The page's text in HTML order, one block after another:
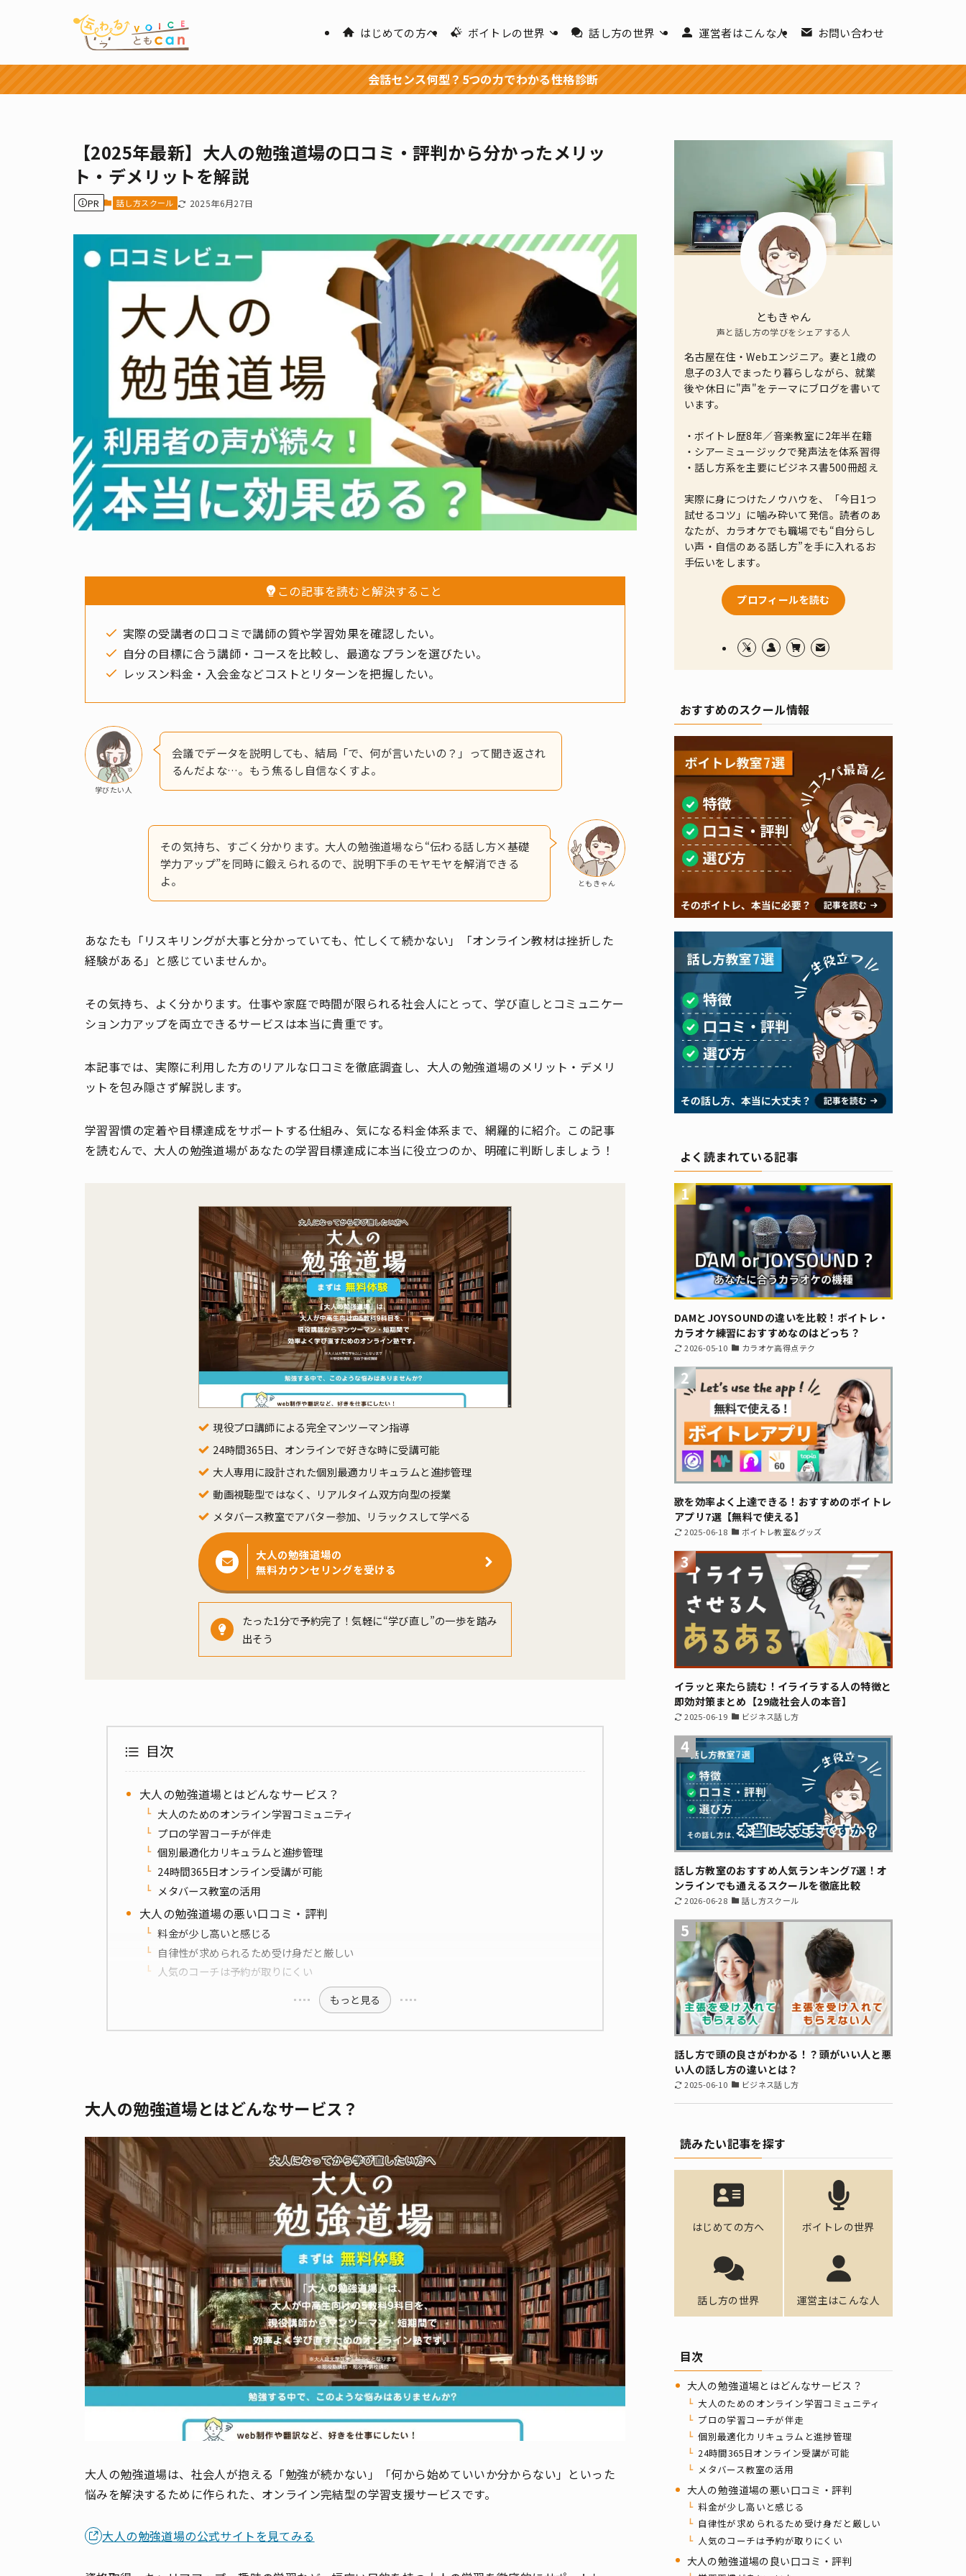
はじめての方へ ボイトレの世界 話し方の世界 運営者はこんな人 お問い合わせ
会話センス何型？5つの力でわかる性格診断
【2025年最新】大人の勉強道場の口コミ・評判から分かったメリッ
ト・デメリットを解説
PR 話し方スクール 2025年6月27日
この記事を読むと解決すること
実際の受講者の口コミで講師の質や学習効果を確認したい。
自分の目標に合う講師・コースを比較し、最適なプランを選びたい。
レッスン料金・入会金などコストとリターンを把握したい。
学びたい人
会議でデータを説明しても、結局「で、何が言いたいの？」って聞き返され
るんだよな…。もう焦るし自信なくすよ。
ともきゃん
その気持ち、すごく分かります。大人の勉強道場なら“伝わる話し方×基礎
学力アップ”を同時に鍛えられるので、説明下手のモヤモヤを解消できる
よ。
あなたも「リスキリングが大事と分かっていても、忙しくて続かない」「オンライン教材は挫折した
経験がある」と感じていませんか。
その気持ち、よく分かります。仕事や家庭で時間が限られる社会人にとって、学び直しとコミュニケー
ション力アップを両立できるサービスは本当に貴重です。
本記事では、実際に利用した方のリアルな口コミを徹底調査し、大人の勉強道場のメリット・デメリ
ットを包み隠さず解説します。
学習習慣の定着や目標達成をサポートする仕組み、気になる料金体系まで、網羅的に紹介。この記事
を読むんで、大人の勉強道場があなたの学習目標達成に本当に役立つのか、明確に判断しましょう！
現役プロ講師による完全マンツーマン指導
24時間365日、オンラインで好きな時に受講可能
大人専用に設計された個別最適カリキュラムと進捗管理
動画視聴型ではなく、リアルタイム双方向型の授業
メタバース教室でアバター参加、リラックスして学べる
大人の勉強道場の
無料カウンセリングを受ける
たった1分で予約完了！気軽に“学び直し”の一歩を踏み
出そう
目次
大人の勉強道場とはどんなサービス？
大人のためのオンライン学習コミュニティ
プロの学習コーチが伴走
個別最適化カリキュラムと進捗管理
24時間365日オンライン受講が可能
メタバース教室の活用
大人の勉強道場の悪い口コミ・評判
料金が少し高いと感じる
自律性が求められるため受け身だと厳しい
人気のコーチは予約が取りにくい
もっと見る
大人の勉強道場とはどんなサービス？
大人の勉強道場は、社会人が抱える「勉強が続かない」「何から始めていいか分からない」といった
悩みを解決するために作られた、オンライン完結型の学習支援サービスです。
大人の勉強道場の公式サイトを見てみる
ともきゃん
声と話し方の学びをシェアする人
名古屋在住・Webエンジニア。妻と1歳の
息子の3人でまったり暮らしながら、就業
後や休日に"声"をテーマにブログを書いて
います。
・ボイトレ歴8年／音楽教室に2年半在籍
・シアーミュージックで発声法を体系習得
・話し方系を主要にビジネス書500冊超え
実際に身につけたノウハウを、「今日1つ
試せるコツ」に噛み砕いて発信。読者のあ
なたが、カラオケでも職場でも“自分らし
い声・自信のある話し方”を手に入れるお
手伝いをします。
プロフィールを読む
おすすめのスクール情報
よく読まれている記事
1
DAMとJOYSOUNDの違いを比較！ボイトレ・
カラオケ練習におすすめなのはどっち？
2026-05-10 カラオケ高得点テク
2
歌を効率よく上達できる！おすすめのボイトレ
アプリ7選【無料で使える】
2025-06-18 ボイトレ教室&グッズ
3
イラッと来たら読む！イライラする人の特徴と
即効対策まとめ【29歳社会人の本音】
2025-06-19 ビジネス話し方
4
話し方教室のおすすめ人気ランキング7選！オ
ンラインでも通えるスクールを徹底比較
2026-06-28 話し方スクール
5
話し方で頭の良さがわかる！？頭がいい人と悪
い人の話し方の違いとは？
2025-06-10 ビジネス話し方
読みたい記事を探す
はじめての方へ ボイトレの世界
話し方の世界 運営主はこんな人
目次
大人の勉強道場とはどんなサービス？
大人のためのオンライン学習コミュニティ
プロの学習コーチが伴走
個別最適化カリキュラムと進捗管理
24時間365日オンライン受講が可能
メタバース教室の活用
大人の勉強道場の悪い口コミ・評判
料金が少し高いと感じる
自律性が求められるため受け身だと厳しい
人気のコーチは予約が取りにくい
大人の勉強道場の良い口コミ・評判